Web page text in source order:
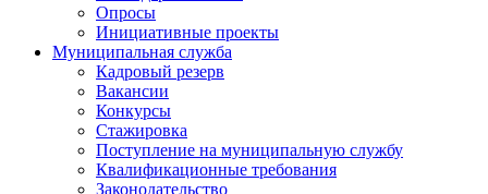
Опросы
Инициативные проекты
Муниципальная служба
Кадровый резерв
Вакансии
Конкурсы
Стажировка
Поступление на муниципальную службу
Квалификационные требования
Законодательство